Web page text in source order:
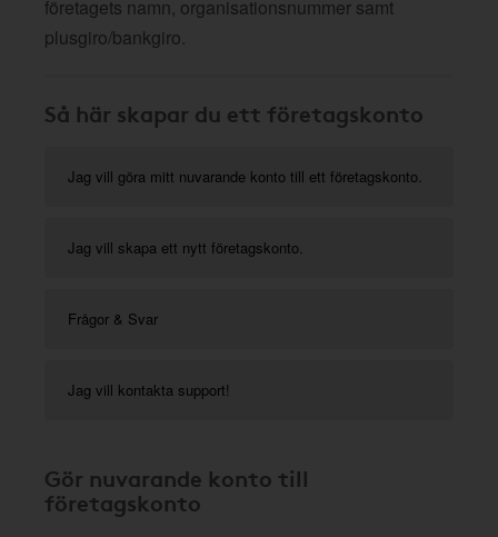
företagets namn, organisationsnummer samt
plusgiro/bankgiro.
Så här skapar du ett företagskonto
Jag vill göra mitt nuvarande konto till ett företagskonto.
Jag vill skapa ett nytt företagskonto.
Frågor & Svar
Jag vill kontakta support!
Gör nuvarande konto till
företagskonto